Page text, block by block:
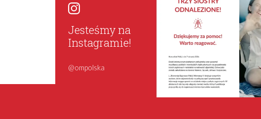
Jesteśmy na
Instagramie!
@ompolska